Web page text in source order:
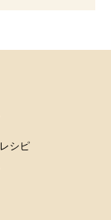
シピ